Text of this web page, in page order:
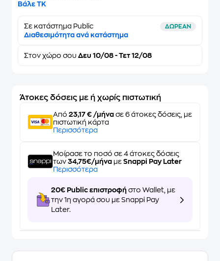
Βάλε ΤΚ
Σε κατάστημα Public ΔΩΡΕΑΝ
Διαθεσιμότητα ανά κατάστημα
Στον χώρο σου Δευ 10/08 - Τετ 12/08
Άτοκες δόσεις με ή χωρίς πιστωτική
Από 23,17 € /μήνα σε 6 άτοκες δόσεις, με
πιστωτική κάρτα
Περισσότερα
Μοίρασε το ποσό σε 4 άτοκες δόσεις
των 34,75€/μήνα με Snappi Pay Later
Περισσότερα
20€ Public επιστροφή στο Wallet, με
την 1η αγορά σου με Snappi Pay
Later.